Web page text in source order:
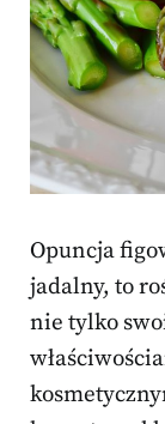
Opuncja
jadalny, to
nie tylko